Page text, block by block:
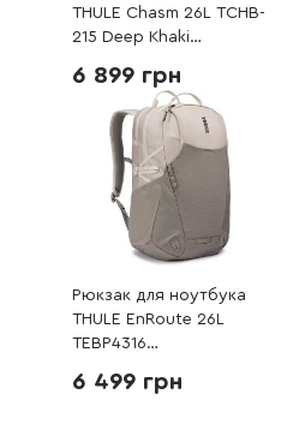
THULE Chasm 26L TCHB-
215 Deep Khaki
6 899 грн
Рюкзак для ноутбука
THULE EnRoute 26L
TEBP4316
(3204848)
6 499 грн